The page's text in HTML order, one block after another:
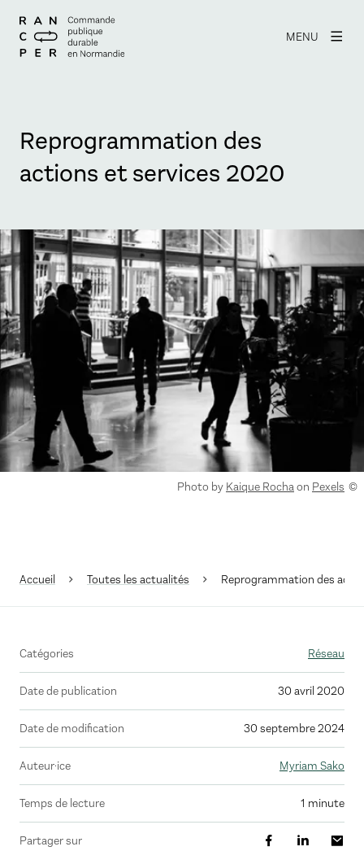
MENU
Reprogrammation des
actions et services 2020
Agrandir
Droits réservés :
Photo by Kaique Rochaon Pexels
Accueil Toutes les actualités Reprogrammation des
Catégories Réseau
Date de publication 30 avril 2020
Date de modification 30 septembre 2024
Auteur·ice Myriam Sako
Temps de lecture 1 minute
Partager sur